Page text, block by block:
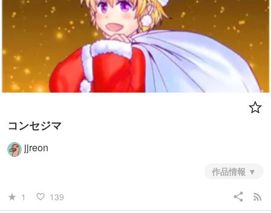
コンセジマ
jjreon
周りの群像劇。ほのぼのシビアなＳＦ日常ストーリー4コマです。（長
作品情報
star_rate 1 favorite_border 139 share rss_feed